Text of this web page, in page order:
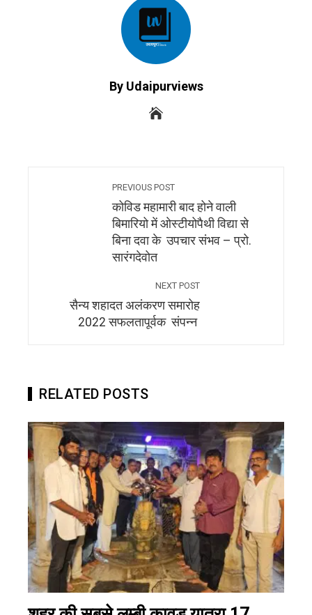
By Udaipurviews
PREVIOUS POST
कोविड महामारी बाद होने वाली
बिमारियो में ओस्टीयोपैथी विद्या से
बिना दवा के उपचार संभव – प्रो.
सारंगदेवोत
NEXT POST
सैन्य शहादत अलंकरण समारोह
2022 सफलतापूर्वक संपन्न
RELATED POSTS